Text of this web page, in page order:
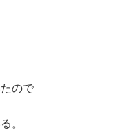
ので
。